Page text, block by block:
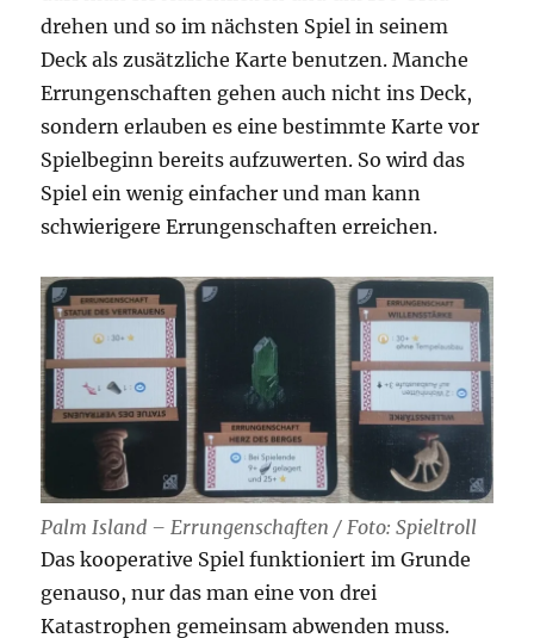
drehen und so im nächsten Spiel in seinem
Deck als zusätzliche Karte benutzen. Manche
Errungenschaften gehen auch nicht ins Deck,
sondern erlauben es eine bestimmte Karte vor
Spielbeginn bereits aufzuwerten. So wird das
Spiel ein wenig einfacher und man kann
schwierigere Errungenschaften erreichen.
Palm Island – Errungenschaften / Foto: Spieltroll
Das kooperative Spiel funktioniert im Grunde
genauso, nur das man eine von drei
Katastrophen gemeinsam abwenden muss.